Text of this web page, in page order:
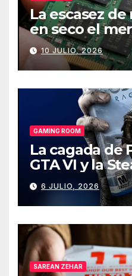
La escasez
en seco el
de PCs
10 JULIO, 2026
GAMING ROOM
La cagada de
GTA VI y la
Gaming Room
6 JULIO, 2026
SAREAN ZEHAR